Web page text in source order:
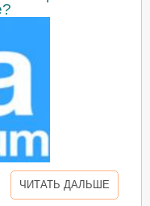
ЧИТАТЬ ДАЛЬШЕ